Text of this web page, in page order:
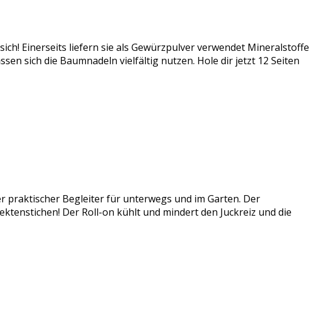
Einerseits liefern sie als Gewürzpulver verwendet Mineralstoffe
sich die Baumnadeln vielfältig nutzen. Hole dir jetzt 12 Seiten
praktischer Begleiter für unterwegs und im Garten. Der
Der Roll-on kühlt und mindert den Juckreiz und die